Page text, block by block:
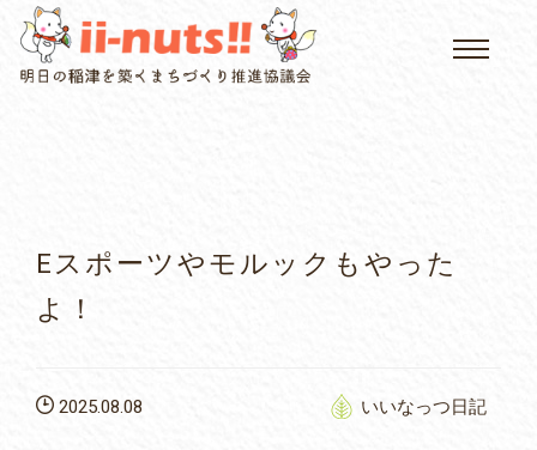
HOME
Eスポーツやモルックもやった
よ！
いいなっつ日記
2025.08.08